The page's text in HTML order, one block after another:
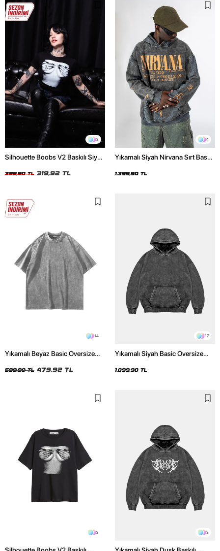
2
Silhouette Boobs V2 Baskılı Siyah
399,90 TL 319,92 TL
4
Yıkamalı Siyah Nirvana Sırt Baskılı
1.399,90 TL
14
Yıkamalı Beyaz Basic Oversize
599,90 TL 479,92 TL
17
Yıkamalı Siyah Basic Oversize
1.099,90 TL
2 3